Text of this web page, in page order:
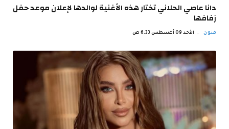
دانا عاصي الحلاني تختار هذه الأغنية لوالدها لإعلان موعد حفل
زفافها
فنون الأحد 09 أغسطس 6:33 ص